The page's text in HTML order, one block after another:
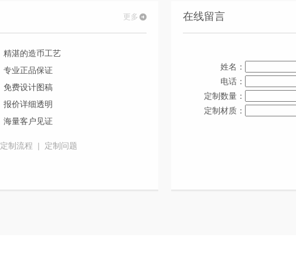
更多
精湛的造币工艺
专业正品保证
免费设计图稿
报价详细透明
海量客户见证
定制流程 | 定制问题
在线留言
姓名：
电话：
定制数量：
定制材质：